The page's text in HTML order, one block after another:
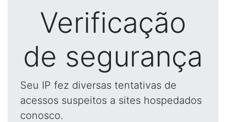
Verificação
de segurança
Seu IP fez diversas tentativas de
acessos suspeitos a sites hospedados
conosco.